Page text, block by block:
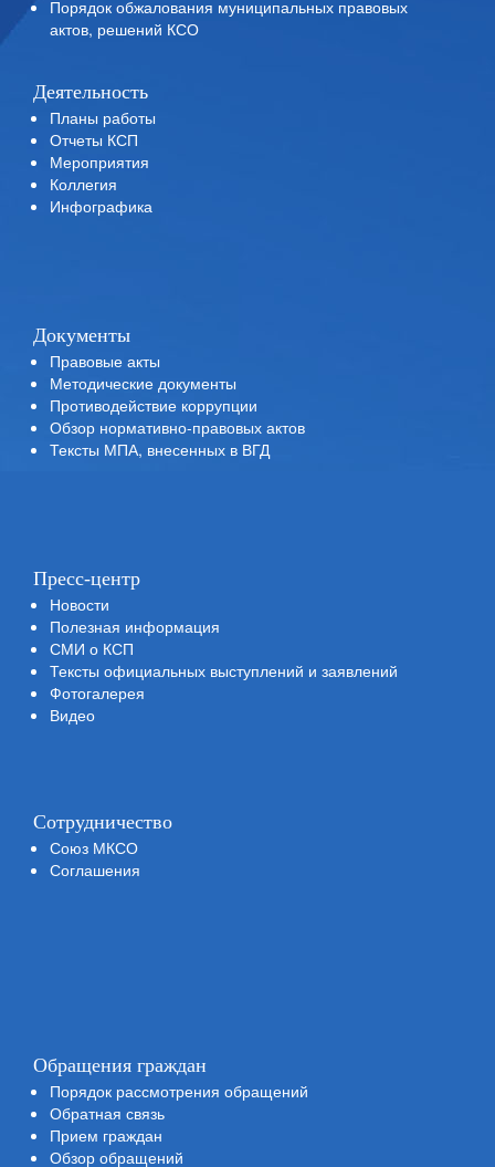
Порядок обжалования муниципальных правовых
актов, решений КСО
Деятельность
Планы работы
Отчеты КСП
Мероприятия
Коллегия
Инфографика
Документы
Правовые акты
Методические документы
Противодействие коррупции
Обзор нормативно-правовых актов
Тексты МПА, внесенных в ВГД
Пресс-центр
Новости
Полезная информация
СМИ о КСП
Тексты официальных выступлений и заявлений
Фотогалерея
Видео
Сотрудничество
Союз МКСО
Соглашения
Обращения граждан
Порядок рассмотрения обращений
Обратная связь
Прием граждан
Обзор обращений